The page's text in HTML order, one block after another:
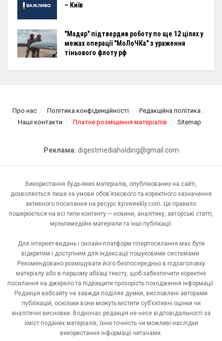
– Київ
"Мадяр" підтвердив роботу по ще 12 цілях у
межах операції "МоЛоЧКа" з ураження
тіньового флоту рф
Про нас Політика конфіденційності
Редакційна політика
Наші контакти
Платне розміщення матеріалів Sitemap
Реклама: digestmediaholding@gmail.com
Використання будь-яких матеріалів, опублікованих на сайті,
дозволяється лише за умови обов’язкового та коректного зазначення
активного посилання на ресурс kyivweekly.com. Це правило
поширюється на всі типи контенту — новини, аналітику, авторські статті,
мультимедійні матеріали та інші публікації.
Для інтернет-видань і онлайн-платформ гіперпосилання має бути
відкритим і доступним для індексації пошуковими системами.
Рекомендовано розміщувати його безпосередньо в підзаголовку
матеріалу або в першому абзаці тексту, щоб забезпечити коректне
посилання на джерело та підвищити прозорість походження інформації.
Редакція вебсайту не завжди поділяє думки, висловлені авторами
публікацій, оскільки вони можуть містити суб’єктивні оцінки чи
аналітичні висновки. Водночас редакція не несе відповідальності за
зміст поданих матеріалів, їхню точність чи можливі наслідки
використання інформації читачами.